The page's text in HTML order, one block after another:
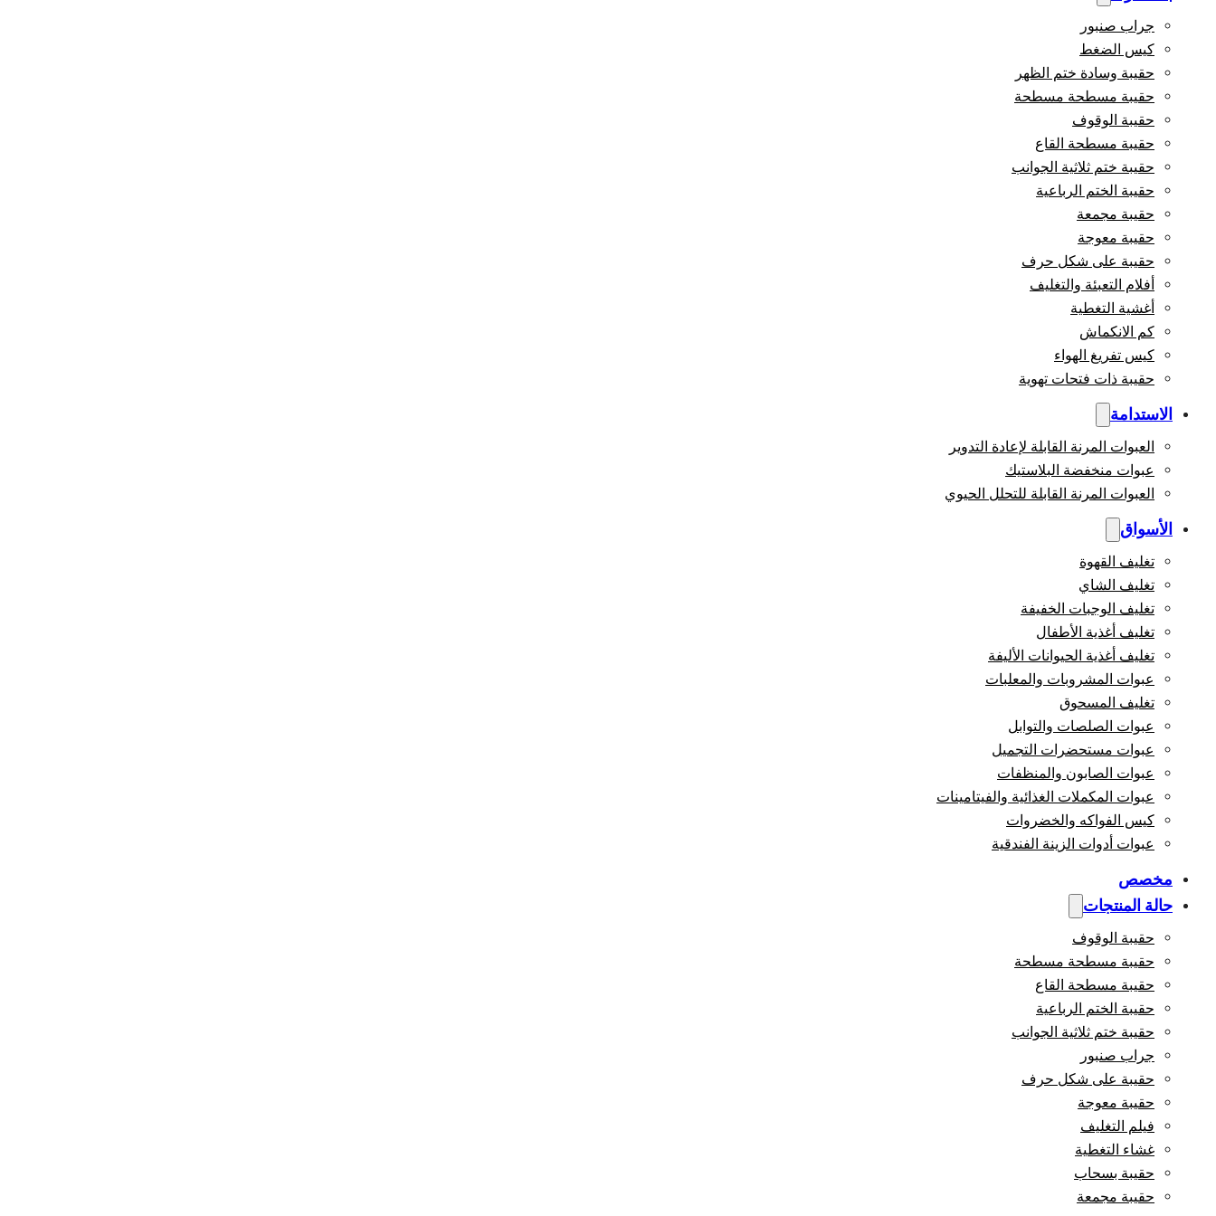
جراب صنبور
كيس الضغط
حقيبة وسادة ختم الظهر
حقيبة مسطحة مسطحة
حقيبة الوقوف
حقيبة مسطحة القاع
حقيبة ختم ثلاثية الجوانب
حقيبة الختم الرباعية
حقيبة مجمعة
حقيبة معوجة
حقيبة على شكل حرف
أفلام التعبئة والتغليف
أغشية التغطية
كم الانكماش
كيس تفريغ الهواء
حقيبة ذات فتحات تهوية
الاستدامة
العبوات المرنة القابلة لإعادة التدوير
عبوات منخفضة البلاستيك
العبوات المرنة القابلة للتحلل الحيوي
الأسواق
تغليف القهوة
تغليف الشاي
تغليف الوجبات الخفيفة
تغليف أغذية الأطفال
تغليف أغذية الحيوانات الأليفة
عبوات المشروبات والمعلبات
تغليف المسحوق
عبوات الصلصات والتوابل
عبوات مستحضرات التجميل
عبوات الصابون والمنظفات
عبوات المكملات الغذائية والفيتامينات
كيس الفواكه والخضروات
عبوات أدوات الزينة الفندقية
مخصص
حالة المنتجات
حقيبة الوقوف
حقيبة مسطحة مسطحة
حقيبة مسطحة القاع
حقيبة الختم الرباعية
حقيبة ختم ثلاثية الجوانب
جراب صنبور
حقيبة على شكل حرف
حقيبة معوجة
فيلم التغليف
غشاء التغطية
حقيبة بسحاب
حقيبة مجمعة